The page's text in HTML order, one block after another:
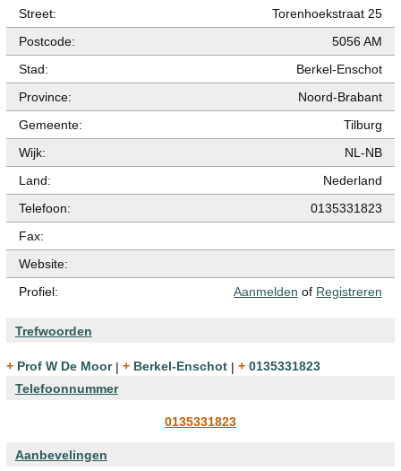
Street:
Torenhoekstraat 25
Postcode:
5056 AM
Stad:
Berkel-Enschot
Province:
Noord-Brabant
Gemeente:
Tilburg
Wijk:
NL-NB
Land:
Nederland
Telefoon:
0135331823
Fax:
Website:
Profiel:
Aanmelden of Registreren
Trefwoorden
+ Prof W De Moor| + Berkel-Enschot |
+ 0135331823
Telefoonnummer
0135331823
Aanbevelingen